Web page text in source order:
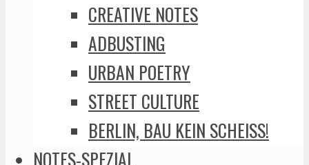
CREATIVE NOTES
ADBUSTING
URBAN POETRY
STREET CULTURE
BERLIN, BAU KEIN SCHEISS!
NOTES-SPEZIAL